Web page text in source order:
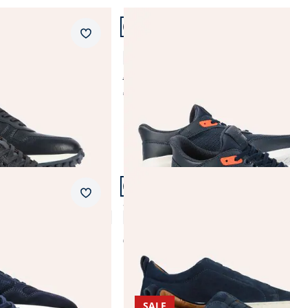
Weiß
Abbrechen
wasserabweisend
Abbrechen
Merkzettel
Artikel 2 von 11.
€ 99,99
€ 89,99
Merkzettel
Artikel 5 von 11.
Smart Casual Sneaker
€ 139,99